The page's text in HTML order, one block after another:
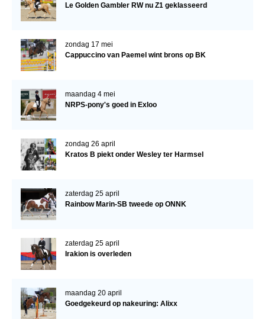
Verrichtingsonderzoek NRPS
Verrichtingsonderzoek 2023-2024
Verrichtingsonderzoek 2021-2022
Sport
Inloggen
CONTACT
REGIO'S
Regio Noord
Le Golden Gambler RW nu Z1 geklasseerd
zondag 17 mei
Cappuccino van Paemel wint brons op BK
maandag 4 mei
NRPS-pony's goed in Exloo
zondag 26 april
Kratos B piekt onder Wesley ter Harmsel
zaterdag 25 april
Rainbow Marin-SB tweede op ONNK
zaterdag 25 april
Irakion is overleden
maandag 20 april
Goedgekeurd op nakeuring: Alixx